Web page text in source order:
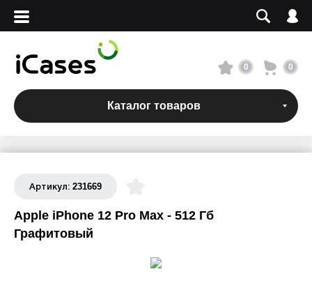
Вход
Сервисный центр
О магазине
Вакансии
0 0
Каталог товаров
Артикул: 231669
Apple iPhone 12 Pro Max - 512 Гб
Графитовый